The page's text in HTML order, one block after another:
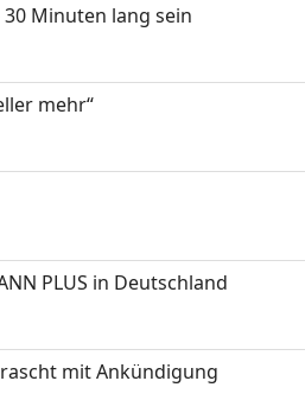
Minuten lang sein
mehr“
PLUS in Deutschland
mit Ankündigung